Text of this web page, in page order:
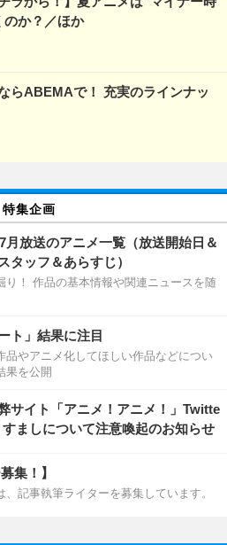
のか？／ほか
らABEMAで！ 充実のラインナッ
特集企画
月放送のアニメ一覧（放送開始日＆
タッフ＆あらすじ）
り！ 作品の基本情報や関連ニュースを随
ト」結果に注目
品やアニメ化してほしい作品などについ
果を公開
サイト「アニメ！アニメ！」Twitte
ましについて注意喚起のお知らせ
集！】
記事執筆ライターを募集しています。